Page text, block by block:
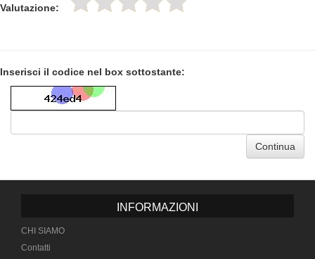
Valutazione:
Inserisci il codice nel box sottostante:
Continua
INFORMAZIONI
CHI SIAMO
Contatti